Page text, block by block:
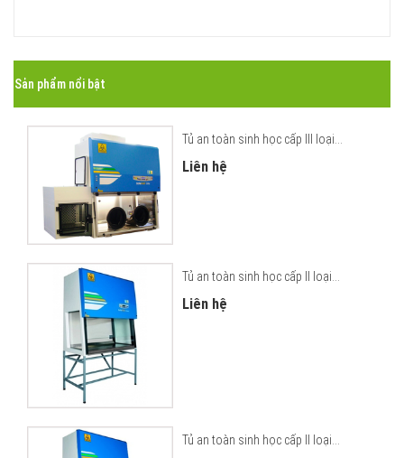
Sản phẩm nổi bật
Tủ an toàn sinh học cấp III loại...
Liên hệ
Tủ an toàn sinh học cấp II loại...
Liên hệ
Tủ an toàn sinh học cấp II loại...